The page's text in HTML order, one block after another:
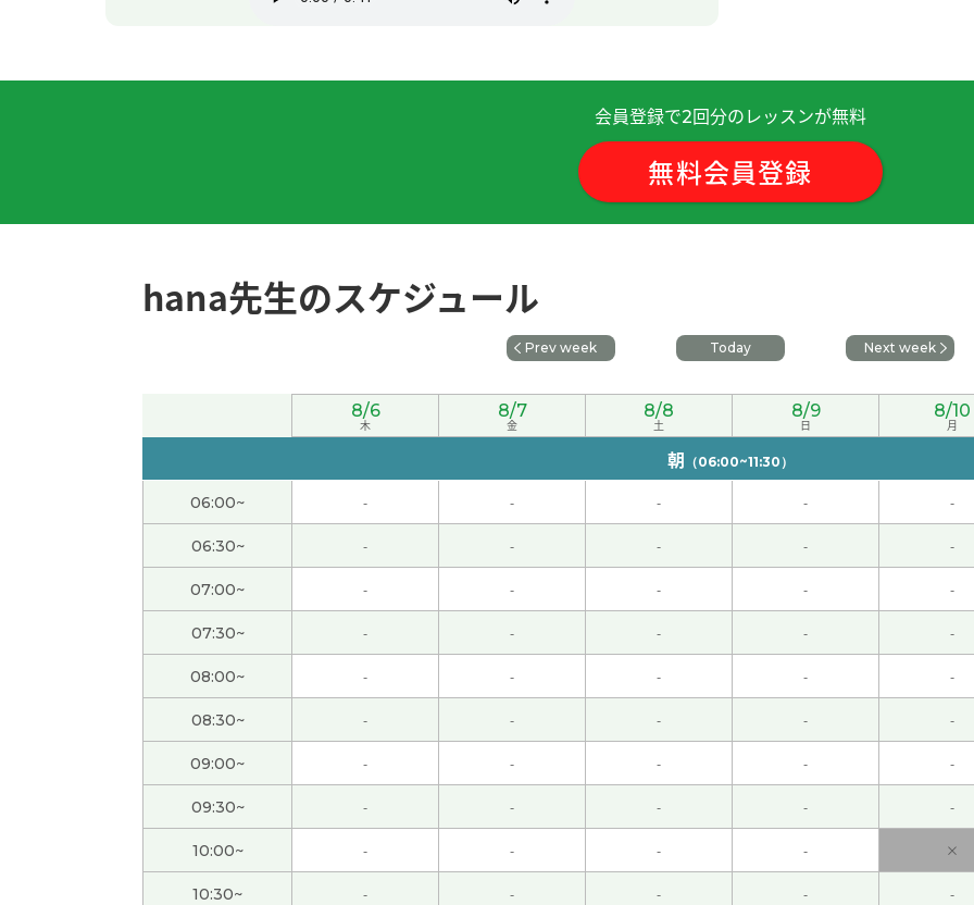
不好意思，下次再見，謝謝。
学習方法について丁寧に教えて頂きありがとうございました。またよろしくお願いいたします。( 70代 男性 )
いつもありがとうございます。次回もどうかよろしくお願いします。
hana老师，谢谢您的课。三年前我爸、爸的朋友和我儿子去滑过一次雪。那时候儿子看到姥爷滑雪的样子，
子要去打高尔夫球，我希望大家都很开心。下次课见
( 60代 男性 )
いつも楽しいレッスンをありがとうございます。次回もどうかよろしくお願いします。 ( 60代 男性 )
ありがとうございました。次回もどうかよろしくお願いします。( 60代 男性 )
ありがとうございました。次回もどうかよろしくお願いします。 ( 60代 男性 )
谢谢!下次见。
谢谢老师！( 20代 女性 )
ありがとうございました。次回もどうかよろしくお願いします。 ( 60代 男性 )
hana老师，谢谢您的课。我知道老师的地方在中国的北方，所以我没想到今天我们这里的气温和您那里差不
会員登録で2回分のレッスンが無料
無料会員登録
hana先生のスケジュール
Prev week Today Next week
8/6
木
8/7
金
8/8
土
8/9
日
8/10
月
朝 （06:00~11:30）
06:00~ - - - - -
06:30~ - - - - -
07:00~ - - - - -
07:30~ - - - - -
08:00~ - - - - -
08:30~ - - - - -
09:00~ - - - - -
09:30~ - - - - -
10:00~ - - - - ×
10:30~ - - - - -